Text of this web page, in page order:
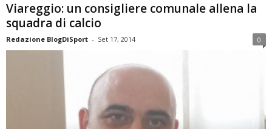
Viareggio: un consigliere comunale allena la
squadra di calcio
Redazione BlogDiSport - Set 17, 2014 0